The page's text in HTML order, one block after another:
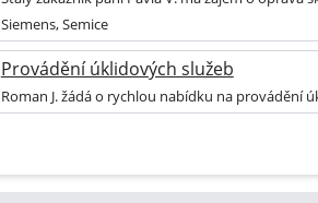
Siemens, Semice
Provádění úklidových služeb
Roman J. žádá o rychlou nabídku na provádění